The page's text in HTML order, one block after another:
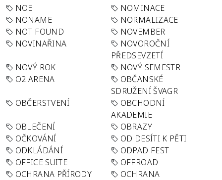
NOE
NOMINACE
NONAME
NORMALIZACE
NOT FOUND
NOVEMBER
NOVINAŘINA
NOVOROČNÍ
PŘEDSEVZETÍ
NOVÝ ROK
NOVÝ SEMESTR
O2 ARENA
OBČANSKÉ
SDRUŽENÍ ŠVAGR
OBČERSTVENÍ
OBCHODNÍ
AKADEMIE
OBLEČENÍ
OBRAZY
OČKOVÁNÍ
OD DESÍTI K PĚTI
ODKLÁDÁNÍ
ODPAD FEST
OFFICE SUITE
OFFROAD
OCHRANA PŘÍRODY
OCHRANA